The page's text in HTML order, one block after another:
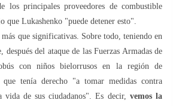
los principales proveedores de combustible
que Lukashenko "puede detener esto".
más que significativas. Sobre todo, teniendo en
después del ataque de las Fuerzas Armadas de
con niños bielorrusos en la región de
tenía derecho "a tomar medidas contra
vida de sus ciudadanos". Es decir, vemos la